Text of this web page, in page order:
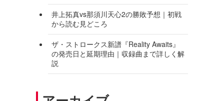
井上拓真vs那須川天心2の勝敗予想｜初戦
から読む見どころ
ザ・ストロークス新譜『Reality Awaits』
の発売日と延期理由｜収録曲まで詳しく解
説